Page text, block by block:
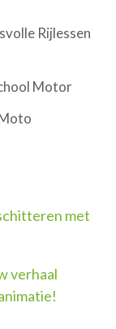
Rijlessen
Motor
met
verhaal